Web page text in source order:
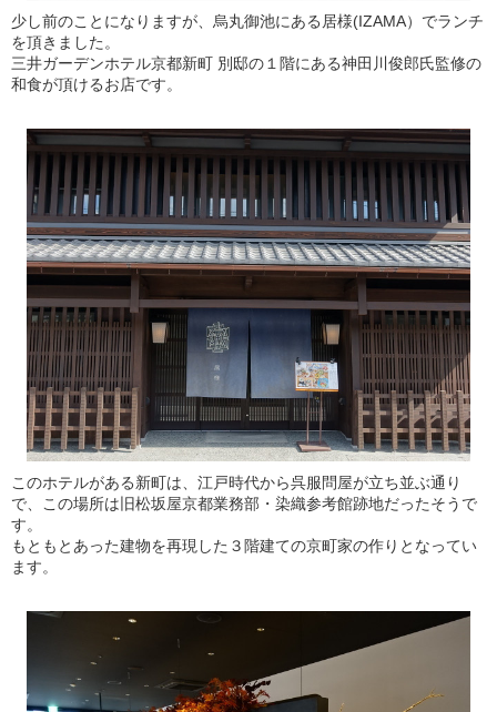
少し前のことになりますが、烏丸御池にある居様(IZAMA）でランチ
を頂きました。
三井ガーデンホテル京都新町 別邸の１階にある神田川俊郎氏監修の
和食が頂けるお店です。
このホテルがある新町は、江戸時代から呉服問屋が立ち並ぶ通り
で、この場所は旧松坂屋京都業務部・染織参考館跡地だったそうで
す。
もともとあった建物を再現した３階建ての京町家の作りとなってい
ます。